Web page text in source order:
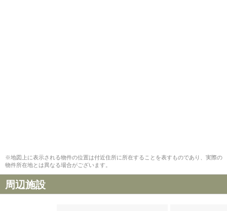
※地図上に表示される物件の位置は付近住所に所在することを表すものであり、実際の
物件所在地とは異なる場合がございます。
周辺施設